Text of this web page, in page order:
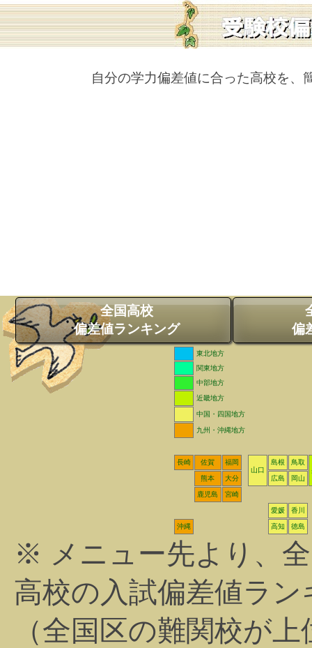
自分の学力偏差値に合った高校を、
全国高校
偏差値ランキング
偏
東北地方
関東地方
中部地方
近畿地方
中国・四国地方
九州・沖縄地方
長崎 佐賀
福岡
山口
島根
鳥取
熊本
大分 広島 岡山
鹿児島 宮崎
愛媛 香川
沖縄 高知 徳島
※ メニュー先より、
高校の入試偏差値ラ
（全国区の難関校が